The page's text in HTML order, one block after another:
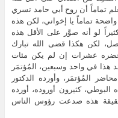
تماماً أن روح أبي حامد تسري
تماماً يا إخواني، لكن هذه
لو أنه صوَّر على الأقل هذه
لكن هكذا قضى الله تبارك
حضره عشرات إن لم يكن مئات
هذا في واحد وسبعين، المُؤتمَر
المُؤتمَر، وأورده الدكتور
كثيرون أوروده، أورده
حقيقة هذه صدعت رؤوس الناس